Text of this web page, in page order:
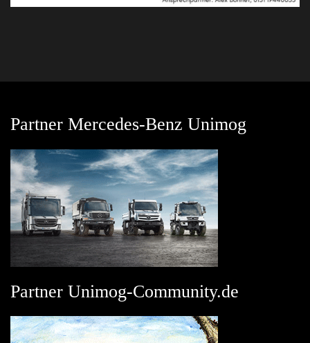
Partner Mercedes-Benz Unimog
Partner Unimog-Community.de